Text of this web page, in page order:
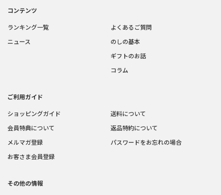
コンテンツ
ランキング一覧
ニュース
よくあるご質問
のしの基本
ギフトのお話
コラム
ご利用ガイド
ショッピングガイド
会員特典について
メルマガ登録
お客さま会員登録
送料について
返品特約について
パスワードをお忘れの場合
その他の情報